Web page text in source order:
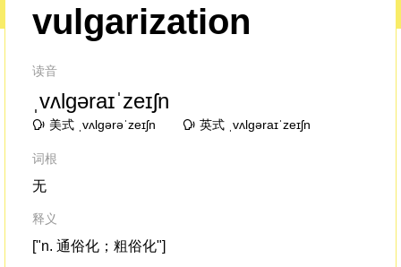
vulgarization
读音
ˌvʌlɡəraɪˈzeɪʃn
美式 ˌvʌlɡərəˈzeɪʃn 英式 ˌvʌlɡəraɪˈzeɪʃn
词根
无
释义
["n. 通俗化；粗俗化"]